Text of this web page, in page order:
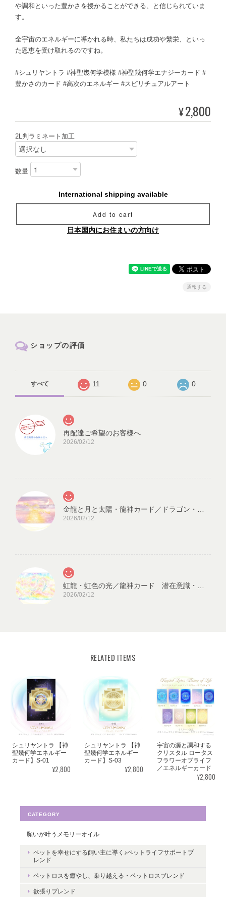
や調和といった豊かさを授かることができる、と信じられていま
す。
全宇宙のエネルギーに導かれる時、私たちは成功や繁栄、といっ
た恩恵を受け取れるのですね。
#シュリヤントラ #神聖幾何学模様 #神聖幾何学エナジーカード #
豊かさのカード #高次のエネルギー #スピリチュアルアート
¥2,800
2L判ラミネート加工
数量
International shipping available
Add to cart
日本国内にお住まいの方向け
通報する
ショップの評価
すべて 11 0 0
再配達ご希望のお客様へ
2026/02/12
2026/02/12
2026/02/12
見ていると心が穏やかになります。毎日、眺めたいと思います。
ありがとうございました✨ また機会があれば、宜しくお願い致し
ます。
この度はご購入いただき、誠にありがと
うございました。気に入っていただけた
ようで嬉しいです。とても励みになりま
ありがとうございます。 いつの日かまた逢えることを楽しみにし
RELATED ITEMS
シュリヤントラ 【神
聖幾何学エネルギー
カード】S-01
¥2,800
シュリヤントラ 【神
聖幾何学エネルギー
カード】S-03
¥2,800
宇宙の源と調和する
クリスタル ロータス
フラワーオブライフ
／エネルギーカード
¥2,800
CATEGORY
願いが叶うメモリーオイル
ペットを幸せにする飼い主に導く♪ペットライフサポートブ
レンド
ペットロスを癒やし、乗り越える・ペットロスブレンド
欲張りブレンド